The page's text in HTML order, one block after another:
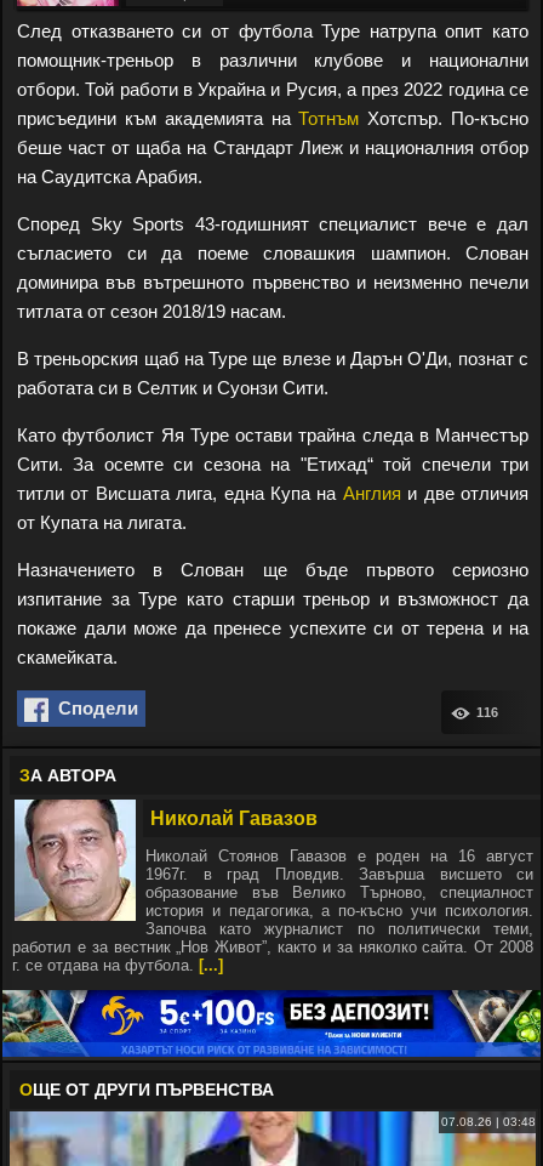
След отказването си от футбола Туре натрупа опит като
помощник-треньор в различни клубове и национални
отбори. Той работи в Украйна и Русия, а през 2022 година се
присъедини към академията наТотнъм Хотспър. По-късно
беше част от щаба на Стандарт Лиеж и националния отбор
на Саудитска Арабия.
Според Sky Sports 43-годишният специалист вече е дал
съгласието си да поеме словашкия шампион. Слован
доминира във вътрешното първенство и неизменно печели
титлата от сезон 2018/19 насам.
В треньорския щаб на Туре ще влезе и Дарън О'Ди, познат с
работата си в Селтик и Суонзи Сити.
Като футболист Яя Туре остави трайна следа в Манчестър
Сити. За осемте си сезона на "Етихад“ той спечели три
титли от Висшата лига, една Купа на Англия и две отличия
от Купата на лигата.
Назначението в Слован ще бъде първото сериозно
изпитание за Туре като старши треньор и възможност да
покаже дали може да пренесе успехите си от терена и на
скамейката.
Сподели 116
ЗА АВТОРА
Николай Гавазов
Николай Стоянов Гавазов е роден на 16 август
1967г. в град Пловдив. Завърша висшето си
образование във Велико Търново, специалност
история и педагогика, а по-късно учи психология.
Започва като журналист по политически теми,
работил е за вестник „Нов Живот”, както и за няколко сайта. От 2008
г. се отдава на футбола. [...]
ОЩЕ ОТ ДРУГИ ПЪРВЕНСТВА
07.08.26 | 03:48